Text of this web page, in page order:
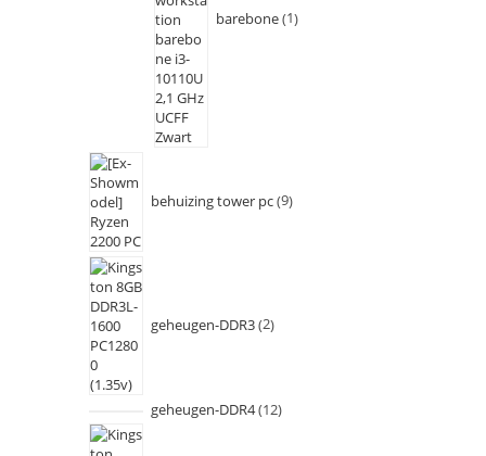
barebone 1
behuizing tower pc 9
geheugen-DDR3 2
geheugen-DDR4 12